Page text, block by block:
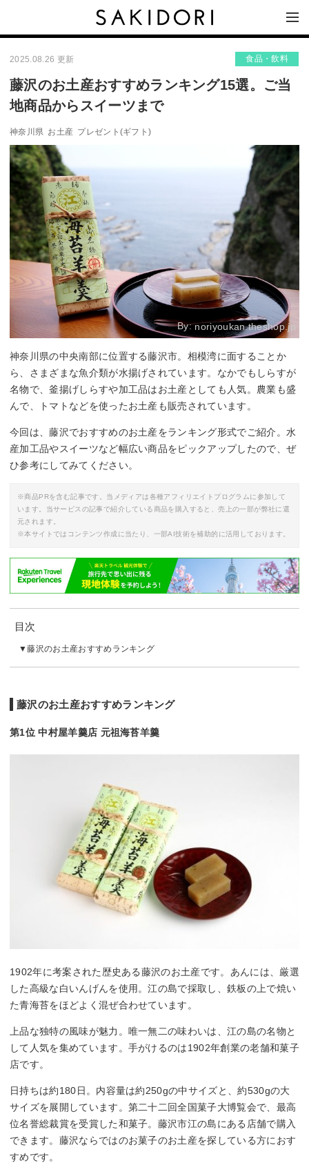
2025.08.26 更新 食品・飲料
藤沢のお土産おすすめランキング15選。ご当
地商品からスイーツまで
神奈川県 お土産 プレゼント(ギフト)
By:noriyoukan.theshop.jp
神奈川県の中央南部に位置する藤沢市。相模湾に面することか
ら、さまざまな魚介類が水揚げされています。なかでもしらすが
名物で、釜揚げしらすや加工品はお土産としても人気。農業も盛
んで、トマトなどを使ったお土産も販売されています。
今回は、藤沢でおすすめのお土産をランキング形式でご紹介。水
産加工品やスイーツなど幅広い商品をピックアップしたので、ぜ
ひ参考にしてみてください。
※商品PRを含む記事です。当メディアは各種アフィリエイトプログラムに参加して
います。当サービスの記事で紹介している商品を購入すると、売上の一部が弊社に還
元されます。
※本サイトではコンテンツ作成に当たり、一部AI技術を補助的に活用しております。
目次
藤沢のお土産おすすめランキング
藤沢のお土産おすすめランキング
第1位 中村屋羊羹店 元祖海苔羊羹
1902年に考案された歴史ある藤沢のお土産です。あんには、厳選
した高級な白いんげんを使用。江の島で採取し、鉄板の上で焼い
た青海苔をほどよく混ぜ合わせています。
上品な独特の風味が魅力。唯一無二の味わいは、江の島の名物と
して人気を集めています。手がけるのは1902年創業の老舗和菓子
店です。
日持ちは約180日。内容量は約250gの中サイズと、約530gの大
サイズを展開しています。第二十二回全国菓子大博覧会で、最高
位名誉総裁賞を受賞した和菓子。藤沢市江の島にある店舗で購入
できます。藤沢ならではのお菓子のお土産を探している方におす
すめです。